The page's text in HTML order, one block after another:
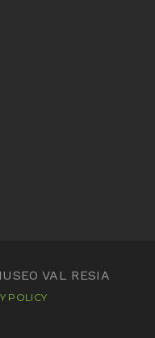
VAL RESIA
POLICY